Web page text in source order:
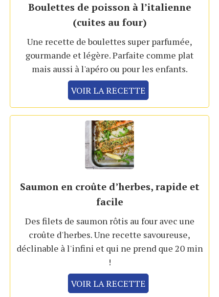
Boulettes de poisson à l’italienne
(cuites au four)
Une recette de boulettes super parfumée,
gourmande et légère. Parfaite comme plat
mais aussi à l'apéro ou pour les enfants.
VOIR LA RECETTE
Saumon en croûte d’herbes, rapide et
facile
Des filets de saumon rôtis au four avec une
croûte d'herbes. Une recette savoureuse,
déclinable à l'infini et qui ne prend que 20 min
!
VOIR LA RECETTE